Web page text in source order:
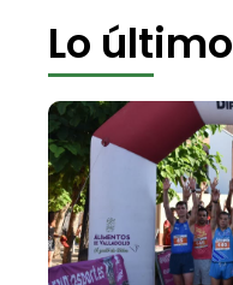
Lo último